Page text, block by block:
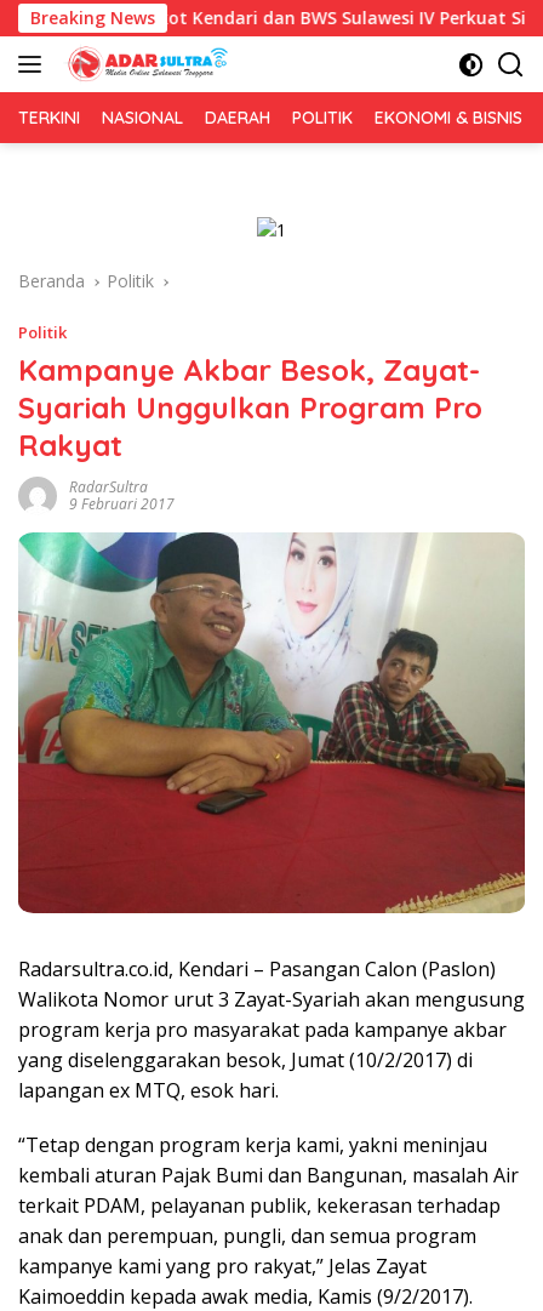
Langsung
ke
konten
Breaking News
Pemkot Kendari dan BWS Sulawesi IV Perkuat Sinergi Jaga
TERKINI NASIONAL DAERAH POLITIK EKONOMI & BISNIS
Beranda Politik
Politik
Kampanye Akbar Besok, Zayat-
Syariah Unggulkan Program Pro
Rakyat
RadarSultra
9 Februari 2017
Radarsultra.co.id, Kendari – Pasangan Calon (Paslon)
Walikota Nomor urut 3 Zayat-Syariah akan mengusung
program kerja pro masyarakat pada kampanye akbar
yang diselenggarakan besok, Jumat (10/2/2017) di
lapangan ex MTQ, esok hari.
“Tetap dengan program kerja kami, yakni meninjau
kembali aturan Pajak Bumi dan Bangunan, masalah Air
terkait PDAM, pelayanan publik, kekerasan terhadap
anak dan perempuan, pungli, dan semua program
kampanye kami yang pro rakyat,” Jelas Zayat
Kaimoeddin kepada awak media, Kamis (9/2/2017).